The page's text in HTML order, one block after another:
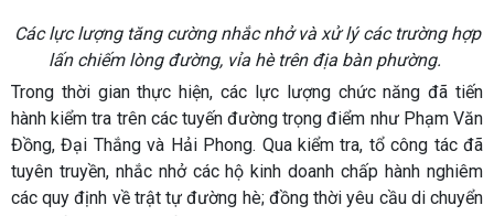
Các lực lượng tăng cường nhắc nhở và xử lý các trường hợp
lấn chiếm lòng đường, vỉa hè trên địa bàn phường.
Trong thời gian thực hiện, các lực lượng chức năng đã tiến
hành kiểm tra trên các tuyến đường trọng điểm như Phạm Văn
Đồng, Đại Thắng và Hải Phong. Qua kiểm tra, tổ công tác đã
tuyên truyền, nhắc nhở các hộ kinh doanh chấp hành nghiêm
các quy định về trật tự đường hè; đồng thời yêu cầu di chuyển